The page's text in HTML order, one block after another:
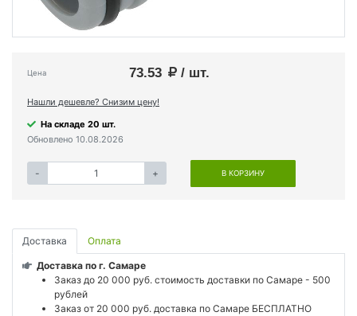
Цена 73.53 / шт.
Нашли дешевле? Снизим цену!
На складе 20 шт.
Обновлено 10.08.2026
- + В КОРЗИНУ
Доставка Оплата
Доставка по г. Самаре
Заказ до 20 000 руб. стоимость доставки по Самаре - 500
рублей
Заказ от 20 000 руб. доставка по Самаре БЕСПЛАТНО